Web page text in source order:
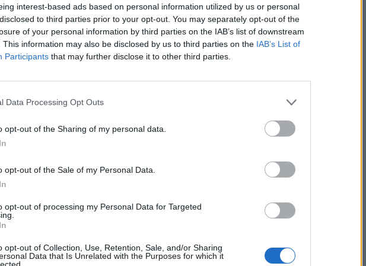
interest-based ads based on personal information utilized by us or personal
to third parties prior to your opt-out. You may separately opt-out of the
of your personal information by third parties on the IAB’s list of downstream
This information may also be disclosed by us to third parties on the IAB’s List of
Participants that may further disclose it to other third parties.
Data Processing Opt Outs
opt-out of the Sharing of my personal data.
opt-out of the Sale of my Personal Data.
opt-out of processing my Personal Data for Targeted
opt-out of Collection, Use, Retention, Sale, and/or Sharing
Data that Is Unrelated with the Purposes for which it
στο Νεπάλ, γίνεται πρώτη είδηση σε
τα αεροπορικά δυστυχήματα ενδέχεται να
γιατί συμβαίνουν ή ποιες είναι οι
καλό, γιατί οι ανησυχίες του κόσμου
σε βάθος τα αίτια των δυστυχημάτων,
το δυνατόν πιο ασφαλή.
αεροπορικά δυστυχήματα δεν υπακούν
έπεσε το 1989 στην Αϊόβα, τα 184 από τα
με τους περισσότερους από
προς το μπροστινό μέρος του
τα στοιχεία αεροπορικών
προς τα πίσω θέσεις ενός αεροπλάνου